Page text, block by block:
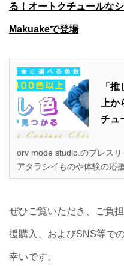
る！オートクチュールな
Makuakeで登場
「
上
チュ
orv mode studio.のプレスリ
アタラシイものや体験の応
AM EXPO 2025の共創プラ
ぜひご覧いただき、ご負
援購入、およびSNS等で
幸いです。